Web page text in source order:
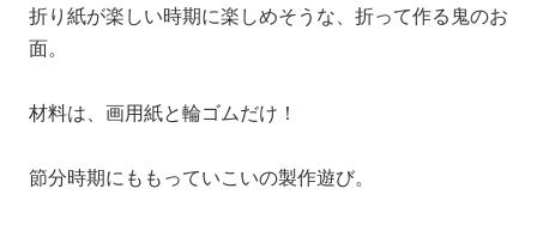
折り紙が楽しい時期に楽しめそうな、折って作る鬼のお
面。
材料は、画用紙と輪ゴムだけ！
節分時期にももっていこいの製作遊び。